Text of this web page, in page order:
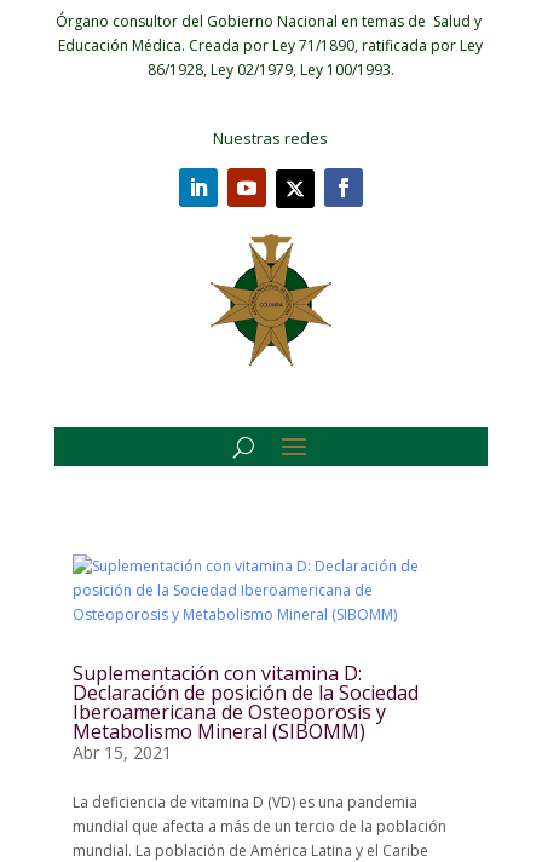
Órgano consultor del Gobierno Nacional en temas de Salud y
Educación Médica. Creada por Ley 71/1890, ratificada por Ley
86/1928, Ley 02/1979, Ley 100/1993.
Nuestras redes
Suplementación con vitamina D:
Declaración de posición de la Sociedad
Iberoamericana de Osteoporosis y
Metabolismo Mineral (SIBOMM)
Abr 15, 2021
La deficiencia de vitamina D (VD) es una pandemia
mundial que afecta a más de un tercio de la población
mundial. La población de América Latina y el Caribe